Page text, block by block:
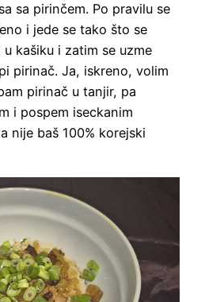
sa pirinčem. Po pravilu se
i jede se tako što se
kašiku i zatim se uzme
pirinač. Ja, iskreno, volim
pirinač u tanjir, pa
i pospem iseckanim
nije baš 100% korejski